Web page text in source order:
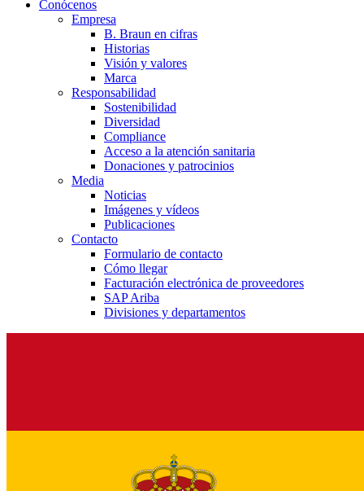
Conócenos
Empresa
B. Braun en cifras
Historias
Visión y valores
Marca
Responsabilidad
Sostenibilidad
Diversidad
Compliance
Acceso a la atención sanitaria
Donaciones y patrocinios
Media
Noticias
Imágenes y vídeos
Publicaciones
Contacto
Formulario de contacto
Cómo llegar
Facturación electrónica de proveedores
SAP Ariba
Divisiones y departamentos